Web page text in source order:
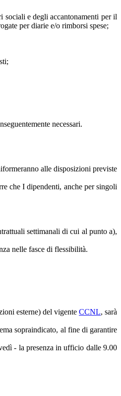
sociali e degli accantonamenti per il
per diarie e/o rimborsi spese;
necessari.
alle disposizioni previste
che I dipendenti, anche per singoli
settimanali di cui al punto a),
nelle fasce di flessibilità.
esterne) del vigente CCNL, sarà
sopraindicato, al fine di garantire
- la presenza in ufficio dalle 9.00